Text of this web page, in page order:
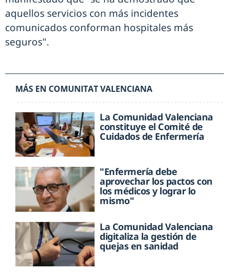
aquellos servicios con más incidentes
comunicados conforman hospitales más
seguros".
MÁS EN COMUNITAT VALENCIANA
La Comunidad Valenciana
constituye el Comité de
Cuidados de Enfermería
"Enfermería debe
aprovechar los pactos con
los médicos y lograr lo
mismo"
La Comunidad Valenciana
digitaliza la gestión de
quejas en sanidad